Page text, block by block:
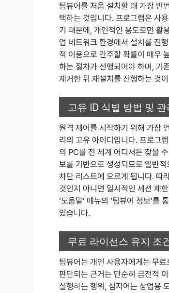
팀뷰어를 처음 설치할 때 가장 빈
택하는 것입니다. 프로그램은 사
기 때문에, 개인적인 용도로만 활
업 네트워크 환경에서 설치를 진
적 이용으로 간주할 확률이 매우
하는 절차가 선행되어야 하며, 기
제거한 뒤 재설치를 진행하는 것
고유 ID 식별 방법 및 관
원격 제어를 시작하기 위해 가장
리의 고유 아이디입니다. 프로그
의 PC를 전 세계 어디서든 찾을
보를 기반으로 생성되므로 일반
차단 리스트에 오르게 됩니다. 따
것인지 아니면 일시적인 세션 제
‘도움말’ 메뉴의 ‘팀뷰어 정보’
있습니다.
무료 라이선스 유지 조
팀뷰어는 개인 사용자에게는 무
판단되는 근거는 단순히 금전적
실행하는 행위, 심지어는 상업용